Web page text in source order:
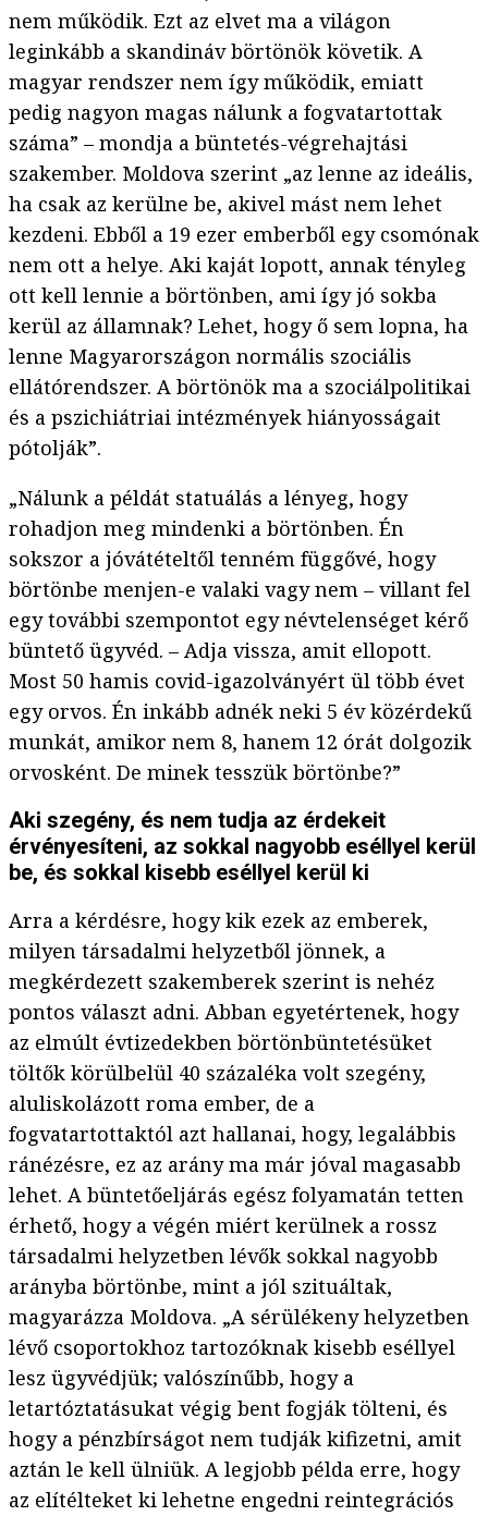
nem működik. Ezt az elvet ma a világon
leginkább a skandináv börtönök követik. A
magyar rendszer nem így működik, emiatt
pedig nagyon magas nálunk a fogvatartottak
száma” – mondja a büntetés-végrehajtási
szakember. Moldova szerint „az lenne az ideális,
ha csak az kerülne be, akivel mást nem lehet
kezdeni. Ebből a 19 ezer emberből egy csomónak
nem ott a helye. Aki kaját lopott, annak tényleg
ott kell lennie a börtönben, ami így jó sokba
kerül az államnak? Lehet, hogy ő sem lopna, ha
lenne Magyarországon normális szociális
ellátórendszer. A börtönök ma a szociálpolitikai
és a pszichiátriai intézmények hiányosságait
pótolják”.
„Nálunk a példát statuálás a lényeg, hogy
rohadjon meg mindenki a börtönben. Én
sokszor a jóvátételtől tenném függővé, hogy
börtönbe menjen-e valaki vagy nem – villant fel
egy további szempontot egy névtelenséget kérő
büntető ügyvéd. – Adja vissza, amit ellopott.
Most 50 hamis covid-igazolványért ül több évet
egy orvos. Én inkább adnék neki 5 év közérdekű
munkát, amikor nem 8, hanem 12 órát dolgozik
orvosként. De minek tesszük börtönbe?”
Aki szegény, és nem tudja az érdekeit
érvényesíteni, az sokkal nagyobb eséllyel kerül
be, és sokkal kisebb eséllyel kerül ki
Arra a kérdésre, hogy kik ezek az emberek,
milyen társadalmi helyzetből jönnek, a
megkérdezett szakemberek szerint is nehéz
pontos választ adni. Abban egyetértenek, hogy
az elmúlt évtizedekben börtönbüntetésüket
töltők körülbelül 40 százaléka volt szegény,
aluliskolázott roma ember, de a
fogvatartottaktól azt hallanai, hogy, legalábbis
ránézésre, ez az arány ma már jóval magasabb
lehet. A büntetőeljárás egész folyamatán tetten
érhető, hogy a végén miért kerülnek a rossz
társadalmi helyzetben lévők sokkal nagyobb
arányba börtönbe, mint a jól szituáltak,
magyarázza Moldova. „A sérülékeny helyzetben
lévő csoportokhoz tartozóknak kisebb eséllyel
lesz ügyvédjük; valószínűbb, hogy a
letartóztatásukat végig bent fogják tölteni, és
hogy a pénzbírságot nem tudják kifizetni, amit
aztán le kell ülniük. A legjobb példa erre, hogy
az elítélteket ki lehetne engedni reintegrációs